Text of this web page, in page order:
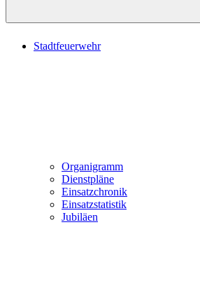
Stadtfeuerwehr
Organigramm
Dienstpläne
Einsatzchronik
Einsatzstatistik
Jubiläen